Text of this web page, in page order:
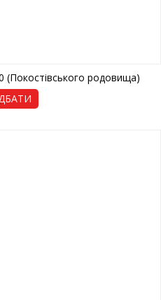
(Покостівського родовища)